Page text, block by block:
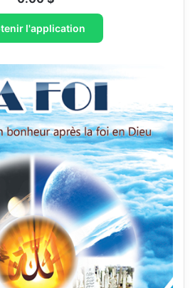
l'application